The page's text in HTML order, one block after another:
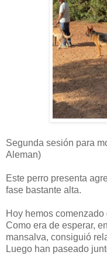
Segunda sesión para
Aleman)
Este perro presenta
fase bastante alta.
Hoy hemos
Como era de esperar,
mansalva, consiguió
Luego han paseado